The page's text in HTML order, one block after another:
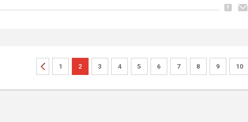
1 2 3 4 5 6 7 8 9 10